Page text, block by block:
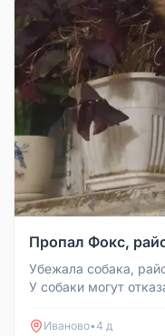
Пропал Фокс,
Убежала собака,
У собаки могут
Иваново•4 д